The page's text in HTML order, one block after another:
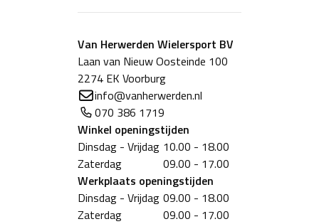
Van Herwerden Wielersport BV
Laan van Nieuw Oosteinde 100
2274 EK Voorburg
info@vanherwerden.nl
070 386 1719
Winkel openingstijden
Dinsdag - Vrijdag 10.00 - 18.00
Zaterdag
09.00 - 17.00
Werkplaats openingstijden
Dinsdag - Vrijdag 09.00 - 18.00
Zaterdag
09.00 - 17.00